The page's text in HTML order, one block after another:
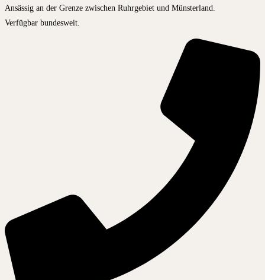
Ansässig an der Grenze zwischen Ruhrgebiet und Münsterland.
Verfügbar bundesweit.